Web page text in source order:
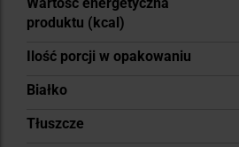
produktu (kcal)
Ilość porcji w opakowaniu
Białko
Tłuszcze